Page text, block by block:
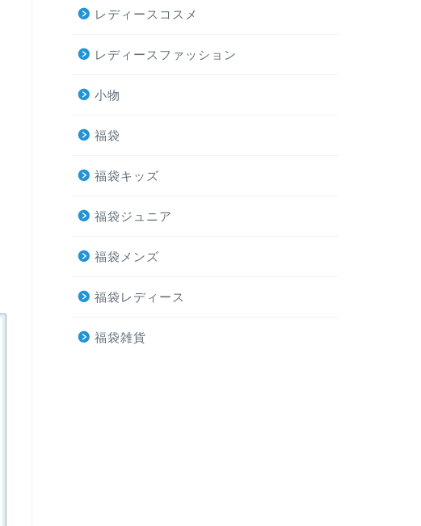
レディースコスメ
レディースファッション
小物
福袋
福袋キッズ
福袋ジュニア
福袋メンズ
福袋レディース
福袋雑貨